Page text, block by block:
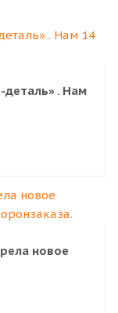
. Нам
новое